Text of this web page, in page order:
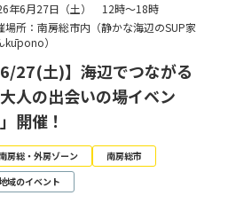
年6月27日（土） 12時～18時
場所：南房総市内（静かな海辺のSUP家
kūpono）
6/27(土)】海辺でつながる
大人の出会いの場イベン
開催！
南房総・外房ゾーン
南房総市
域のイベント